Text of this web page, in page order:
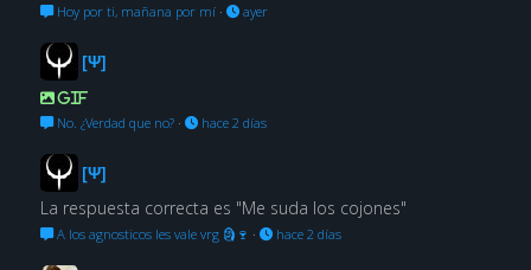
Hoy por ti, mañana por mí· ayer
[Ψ]
GIF
No. ¿Verdad que no?· hace 2 días
[Ψ]
La respuesta correcta es "Me suda los cojones"
A los agnosticos les vale vrg 🗿🍷 · hace 2 días